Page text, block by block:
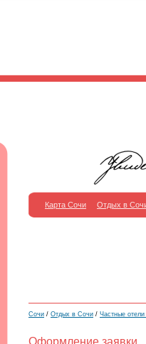
Карта Сочи Отдых в
Сочи / Отдых в Сочи / Частные
Оформление заявки